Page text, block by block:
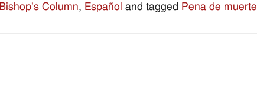
Bishop's Column, Español and tagged Pena de muerte